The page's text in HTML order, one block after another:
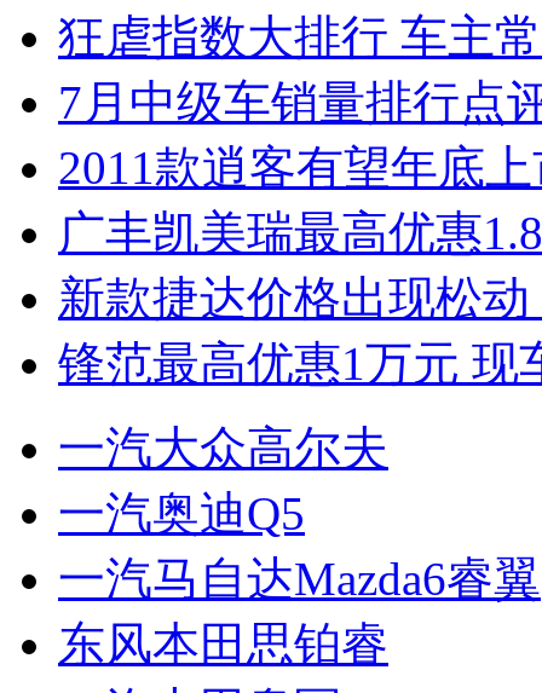
狂虐指数大排行 车主
7月中级车销量排行点
2011款逍客有望年底
广丰凯美瑞最高优惠
新款捷达价格出现松
锋范最高优惠1万元 现
一汽大众高尔夫
一汽奥迪Q5
一汽马自达Mazda6睿翼
东风本田思铂睿